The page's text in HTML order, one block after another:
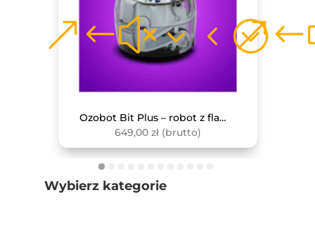
Ozobot Bit Plus – robot z flamastrami
649,00 zł (brutto)
Wybierz kategorie